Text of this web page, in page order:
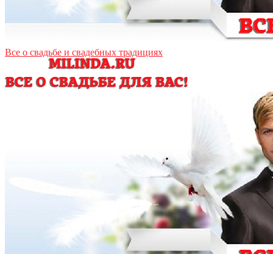
Все о свадьбе и свадебных традициях